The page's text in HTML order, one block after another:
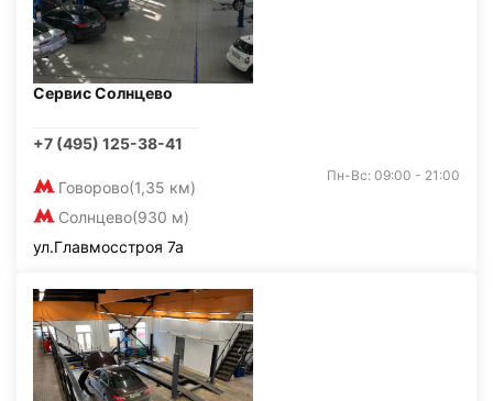
Сервис Солнцево
+7 (495) 125-38-41
Говорово(1,35 км)
Солнцево(930 м)
Пн-Вс: 09:00 - 21:00
ул.Главмосстроя 7а